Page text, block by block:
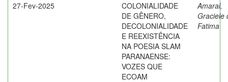
27-Fev-2025
COLONIALIDADE
DE GÊNERO,
DECOLONIALIDADE
E REEXISTÊNCIA
NA POESIA SLAM
PARANAENSE:
VOZES QUE
ECOAM
Amaral,
Graciele
Fatima